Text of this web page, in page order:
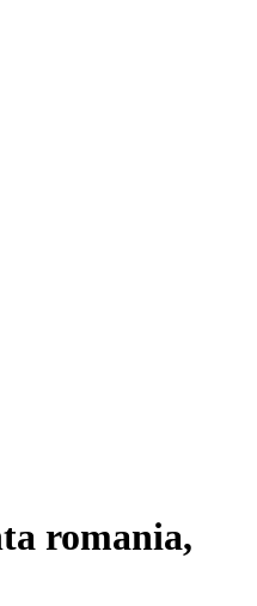
romania,